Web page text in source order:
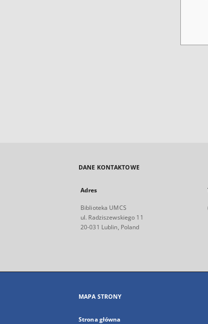
DANE KONTAKTOWE
Adres
Biblioteka UMCS
ul. Radziszewskiego 11
20-031 Lublin, Poland
MAPA STRONY
Strona główna